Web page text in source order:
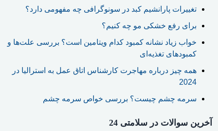
تغییرات پارانشیم کبد در سونوگرافی چه مفهومی دارد؟
برای رفع خشکی مو چه کنیم؟
خواب زیاد نشانه کمبود کدام ویتامین است؟ بررسی علت‌ها و
کمبودهای تغذیه‌ای
همه چیز درباره مهاجرت کارشناس اتاق عمل به استرالیا در
2024
سرمه چشم چیست؟ بررسی خواص سرمه چشم
آخرین سوالات در سلامتی 24